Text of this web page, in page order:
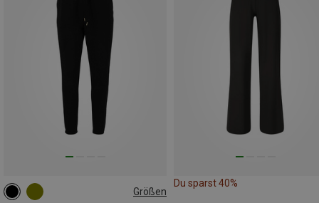
Größen
XS M
Du sparst 40%